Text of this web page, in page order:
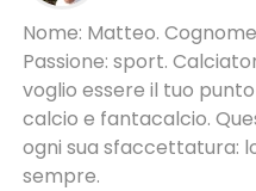
Nome: Matteo.
Passione: sport.
voglio essere il tuo
calcio e fantacalcio.
ogni sua sfaccettatura:
sempre.